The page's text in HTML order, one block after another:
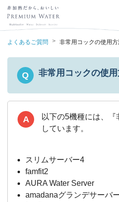
よくあるご質問 > 非常用コックの使用
Q 非常用コックの使
A
以下の5機種には、
しています。
スリムサーバー4
famfit2
AURA Water Server
amadanaグランデサーバ